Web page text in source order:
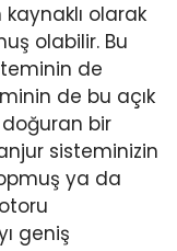
olarak
olabilir. Bu
de
de bu açık
bir
sisteminizin
ya da
geniş